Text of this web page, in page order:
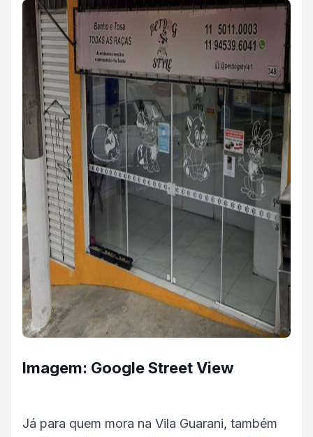
Imagem: Google Street View
Já para quem mora na Vila Guarani, também